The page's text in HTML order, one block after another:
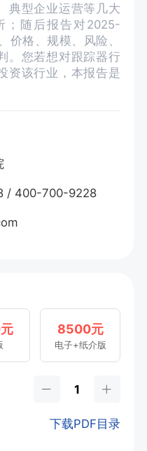
典型企业运营等几大
；随后报告对2025-
价格、规模、风险、
。您若想对跟踪器行
资该行业，本报告是
/ 400-700-9228
8500元
电子+纸介版
下载PDF目录